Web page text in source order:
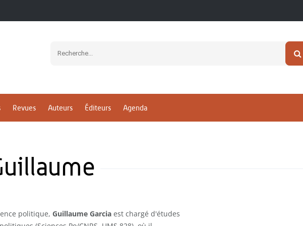
Revues Auteurs Éditeurs Agenda
politique, Guillaume Garcia est chargé d'études